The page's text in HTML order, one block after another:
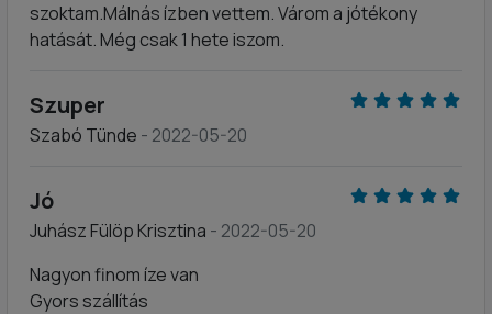
szoktam.Málnás ízben vettem. Várom a jótékony
hatását. Még csak 1 hete iszom.
Szuper
Szabó Tünde - 2022-05-20
Jó
Juhász Fülöp Krisztina - 2022-05-20
Nagyon finom íze van
Gyors szállítás